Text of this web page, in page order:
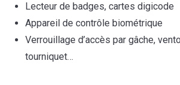
Lecteur de badges, cartes digicode
Appareil de contrôle biométrique
Verrouillage d’accès par gâche,
tourniquet…